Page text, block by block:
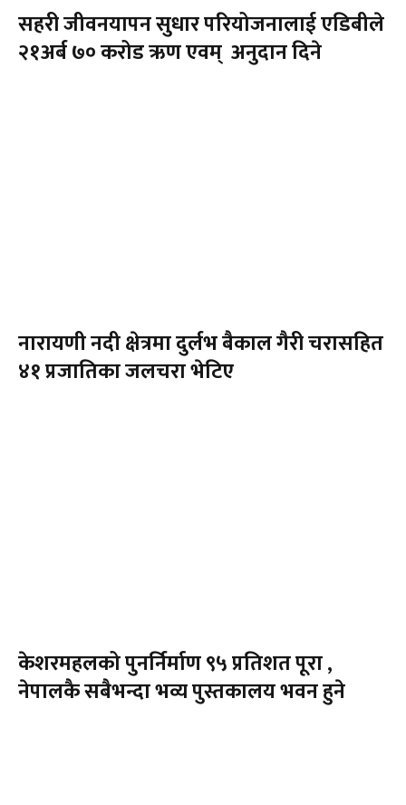
सहरी जीवनयापन सुधार परियोजनालाई एडिबीले
२१अर्ब ७० करोड ऋण एवम् अनुदान दिने
नारायणी नदी क्षेत्रमा दुर्लभ बैकाल गैरी चरासहित
४१ प्रजातिका जलचरा भेटिए
केशरमहलको पुनर्निर्माण ९५ प्रतिशत पूरा ,
नेपालकै सबैभन्दा भव्य पुस्तकालय भवन हुने